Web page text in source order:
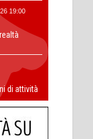
19:00
di attività